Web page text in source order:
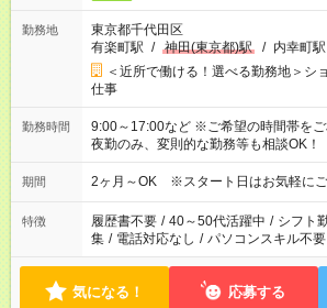
勤務地
東京都千代田区
有楽町駅 / 神田(東京都)駅 / 内幸町駅
＜近所で働ける！選べる勤務地＞シ
仕事
勤務時間
9:00～17:00など ※ご希望の時間帯を
夜勤のみ、変則的な勤務等も相談OK！
期間 2ヶ月～OK ※スタート日はお気軽にご
特徴 履歴書不要 / 40～50代活躍中 / シフト
集 / 電話対応なし / パソコンスキル不要
気になる！ 応募する